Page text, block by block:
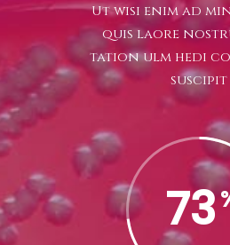
Ut wisi enim ad
quis laore
tation ulm hedi
suscipit
73